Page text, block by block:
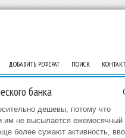
ДОБАВИТЬ РЕФЕРАТ ПОИСК
банка
дешевы, потому что
им не высылается ежемесячный
более сужают активность,